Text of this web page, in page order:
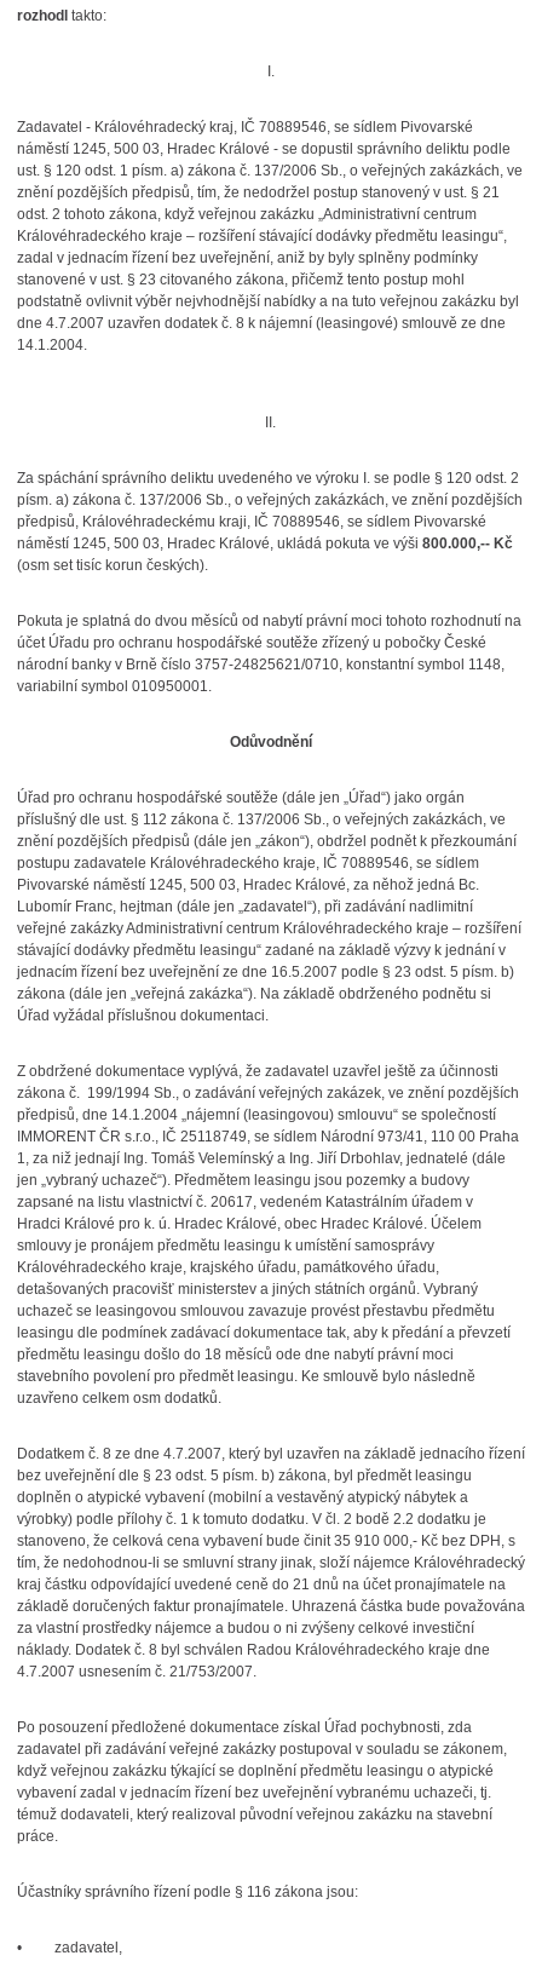
rozhodl takto:
I.
Zadavatel - Královéhradecký kraj, IČ 70889546, se sídlem Pivovarské
náměstí 1245, 500 03, Hradec Králové - se dopustil správního deliktu podle
ust. § 120 odst. 1 písm. a) zákona č. 137/2006 Sb., o veřejných zakázkách, ve
znění pozdějších předpisů, tím, že nedodržel postup stanovený v ust. § 21
odst. 2 tohoto zákona, když veřejnou zakázku „Administrativní centrum
Královéhradeckého kraje – rozšíření stávající dodávky předmětu leasingu“,
zadal v jednacím řízení bez uveřejnění, aniž by byly splněny podmínky
stanovené v ust. § 23 citovaného zákona, přičemž tento postup mohl
podstatně ovlivnit výběr nejvhodnější nabídky a na tuto veřejnou zakázku byl
dne 4.7.2007 uzavřen dodatek č. 8 k nájemní (leasingové) smlouvě ze dne
14.1.2004.
II.
Za spáchání správního deliktu uvedeného ve výroku I. se podle § 120 odst. 2
písm. a) zákona č. 137/2006 Sb., o veřejných zakázkách, ve znění pozdějších
předpisů, Královéhradeckému kraji, IČ 70889546, se sídlem Pivovarské
náměstí 1245, 500 03, Hradec Králové, ukládá pokuta ve výši 800.000,-- Kč
(osm set tisíc korun českých).
Pokuta je splatná do dvou měsíců od nabytí právní moci tohoto rozhodnutí na
účet Úřadu pro ochranu hospodářské soutěže zřízený u pobočky České
národní banky v Brně číslo 3757-24825621/0710, konstantní symbol 1148,
variabilní symbol 010950001.
Odůvodnění
Úřad pro ochranu hospodářské soutěže (dále jen „Úřad“) jako orgán
příslušný dle ust. § 112 zákona č. 137/2006 Sb., o veřejných zakázkách, ve
znění pozdějších předpisů (dále jen „zákon“), obdržel podnět k přezkoumání
postupu zadavatele Královéhradeckého kraje, IČ 70889546, se sídlem
Pivovarské náměstí 1245, 500 03, Hradec Králové, za něhož jedná Bc.
Lubomír Franc, hejtman (dále jen „zadavatel“), při zadávání nadlimitní
veřejné zakázky Administrativní centrum Královéhradeckého kraje – rozšíření
stávající dodávky předmětu leasingu“ zadané na základě výzvy k jednání v
jednacím řízení bez uveřejnění ze dne 16.5.2007 podle § 23 odst. 5 písm. b)
zákona (dále jen „veřejná zakázka“). Na základě obdrženého podnětu si
Úřad vyžádal příslušnou dokumentaci.
Z obdržené dokumentace vyplývá, že zadavatel uzavřel ještě za účinnosti
zákona č. 199/1994 Sb., o zadávání veřejných zakázek, ve znění pozdějších
předpisů, dne 14.1.2004 „nájemní (leasingovou) smlouvu“ se společností
IMMORENT ČR s.r.o., IČ 25118749, se sídlem Národní 973/41, 110 00 Praha
1, za niž jednají Ing. Tomáš Velemínský a Ing. Jiří Drbohlav, jednatelé (dále
jen „vybraný uchazeč“). Předmětem leasingu jsou pozemky a budovy
zapsané na listu vlastnictví č. 20617, vedeném Katastrálním úřadem v
Hradci Králové pro k. ú. Hradec Králové, obec Hradec Králové. Účelem
smlouvy je pronájem předmětu leasingu k umístění samosprávy
Královéhradeckého kraje, krajského úřadu, památkového úřadu,
detašovaných pracovišť ministerstev a jiných státních orgánů. Vybraný
uchazeč se leasingovou smlouvou zavazuje provést přestavbu předmětu
leasingu dle podmínek zadávací dokumentace tak, aby k předání a převzetí
předmětu leasingu došlo do 18 měsíců ode dne nabytí právní moci
stavebního povolení pro předmět leasingu. Ke smlouvě bylo následně
uzavřeno celkem osm dodatků.
Dodatkem č. 8 ze dne 4.7.2007, který byl uzavřen na základě jednacího řízení
bez uveřejnění dle § 23 odst. 5 písm. b) zákona, byl předmět leasingu
doplněn o atypické vybavení (mobilní a vestavěný atypický nábytek a
výrobky) podle přílohy č. 1 k tomuto dodatku. V čl. 2 bodě 2.2 dodatku je
stanoveno, že celková cena vybavení bude činit 35 910 000,- Kč bez DPH, s
tím, že nedohodnou-li se smluvní strany jinak, složí nájemce Královéhradecký
kraj částku odpovídající uvedené ceně do 21 dnů na účet pronajímatele na
základě doručených faktur pronajímatele. Uhrazená částka bude považována
za vlastní prostředky nájemce a budou o ni zvýšeny celkové investiční
náklady. Dodatek č. 8 byl schválen Radou Královéhradeckého kraje dne
4.7.2007 usnesením č. 21/753/2007.
Po posouzení předložené dokumentace získal Úřad pochybnosti, zda
zadavatel při zadávání veřejné zakázky postupoval v souladu se zákonem,
když veřejnou zakázku týkající se doplnění předmětu leasingu o atypické
vybavení zadal v jednacím řízení bez uveřejnění vybranému uchazeči, tj.
témuž dodavateli, který realizoval původní veřejnou zakázku na stavební
práce.
Účastníky správního řízení podle § 116 zákona jsou:
• zadavatel,